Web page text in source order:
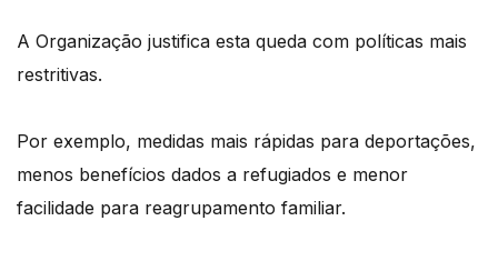
A Organização justifica esta queda com políticas mais
restritivas.
Por exemplo, medidas mais rápidas para deportações,
menos benefícios dados a refugiados e menor
facilidade para reagrupamento familiar.